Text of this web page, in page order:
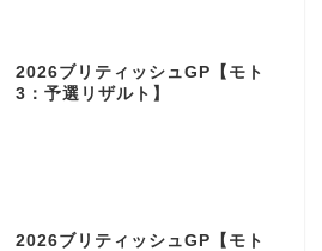
2026ブリティッシュGP【モト
3：予選リザルト】
2026ブリティッシュGP【モト